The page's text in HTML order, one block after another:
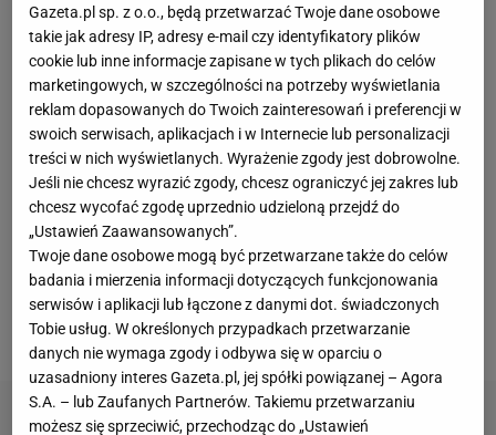
tutaj jestem (diss na raka)". Cały dochód z piosenki
przekazany będzie na Fundację Cancer Fighter.
Patryk "Łatwogang" Garkowski postanowił
zorganizować kilkudniową transmisję na żywo na
YouTube, na którym w zapętleniu będzie słuchał
utworu i przy okazji zbierał fundusze dla
wspomnianej fundacji. Wiele gwiazd postanowiło
zaangażować się w sprawę, a influencer zebrał
już miliony złotych. Na transmisji Łatwoganga
pojawił się również Michał Pol. Dziennikarz w geście
solidarności z chorymi na raka ogolił się na łyso.
Gazeta.pl sp. z o.o., będą przetwarzać Twoje dane osobowe
takie jak adresy IP, adresy e-mail czy identyfikatory plików
cookie lub inne informacje zapisane w tych plikach do celów
marketingowych, w szczególności na potrzeby wyświetlania
reklam dopasowanych do Twoich zainteresowań i preferencji w
swoich serwisach, aplikacjach i w Internecie lub personalizacji
treści w nich wyświetlanych. Wyrażenie zgody jest dobrowolne.
Jeśli nie chcesz wyrazić zgody, chcesz ograniczyć jej zakres lub
chcesz wycofać zgodę uprzednio udzieloną przejdź do
„Ustawień Zaawansowanych”.
Twoje dane osobowe mogą być przetwarzane także do celów
badania i mierzenia informacji dotyczących funkcjonowania
serwisów i aplikacji lub łączone z danymi dot. świadczonych
Tobie usług. W określonych przypadkach przetwarzanie
danych nie wymaga zgody i odbywa się w oparciu o
uzasadniony interes Gazeta.pl, jej spółki powiązanej – Agora
S.A. – lub Zaufanych Partnerów. Takiemu przetwarzaniu
możesz się sprzeciwić, przechodząc do „Ustawień